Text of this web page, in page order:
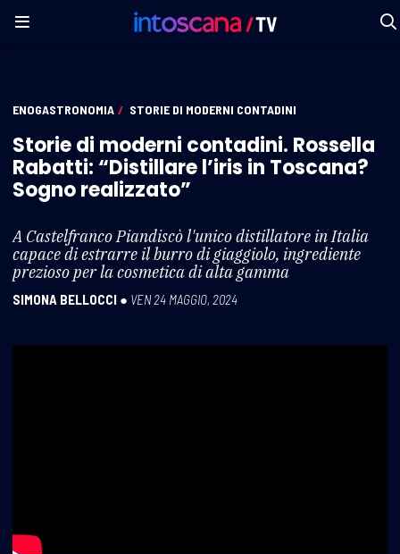
ENOGASTRONOMIA / STORIE DI MODERNI CONTADINI
Storie di moderni contadini. Rossella
Rabatti: “Distillare l’iris in Toscana?
Sogno realizzato”
A Castelfranco Piandiscò l'unico distillatore in Italia
capace di estrarre il burro di giaggiolo, ingrediente
prezioso per la cosmetica di alta gamma
SIMONA BELLOCCI ● VEN 24 MAGGIO, 2024